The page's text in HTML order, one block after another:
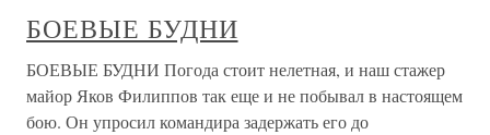
БОЕВЫЕ БУДНИ
БОЕВЫЕ БУДНИ Погода стоит нелетная, и наш стажер
майор Яков Филиппов так еще и не побывал в настоящем
бою. Он упросил командира задержать его до